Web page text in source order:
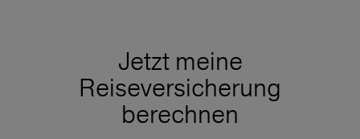
Jetzt meine
Reiseversicherung
berechnen